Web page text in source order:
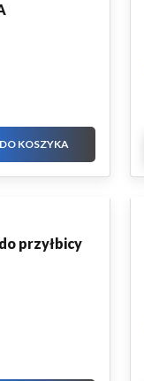
DO KOSZYKA
przyłbicy